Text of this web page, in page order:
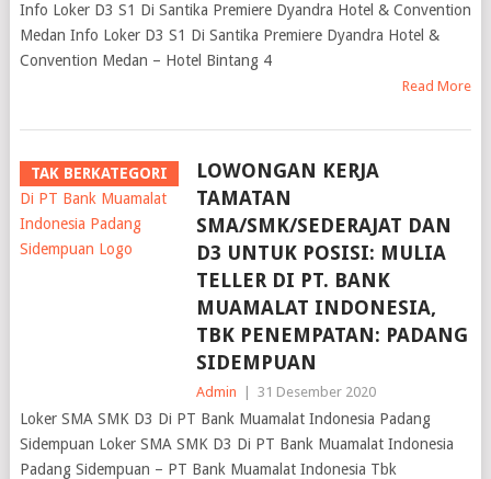
Info Loker D3 S1 Di Santika Premiere Dyandra Hotel & Convention
Medan Info Loker D3 S1 Di Santika Premiere Dyandra Hotel &
Convention Medan – Hotel Bintang 4
Read More
TAK BERKATEGORI
LOWONGAN KERJA
TAMATAN
SMA/SMK/SEDERAJAT DAN
D3 UNTUK POSISI: MULIA
TELLER DI PT. BANK
MUAMALAT INDONESIA,
TBK PENEMPATAN: PADANG
SIDEMPUAN
Admin 31 Desember 2020
Loker SMA SMK D3 Di PT Bank Muamalat Indonesia Padang
Sidempuan Loker SMA SMK D3 Di PT Bank Muamalat Indonesia
Padang Sidempuan – PT Bank Muamalat Indonesia Tbk